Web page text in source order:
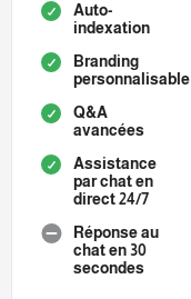
Auto-
indexation
Branding
personnalisable
Q&A
avancées
Assistance
par chat en
direct 24/7
Réponse au
chat en 30
secondes